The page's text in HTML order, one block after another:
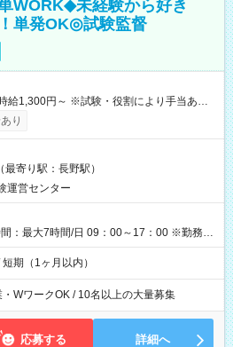
WORK◆未経験から好き
単発OK◎試験監督
給あり 【即給（前払い）オプションあ
合、勤務から1週間ほどで給与の一部を受け
験 8:30～17:30（休憩1時間） 時給1,300円
円＋交通費 ※当日の役割により時給＋100
試験 7:00～13:30（休憩なし） 時給1,300
×6時間＝日収8,400円＋交通費 【試用期
り
寄り駅：長野駅）
運営センター
：最大7時間/日 09：00～17：00 ※勤務時
なります。
期（1ヶ月以内）
WワークOK / 10名以上の大量募集
応募する 詳細へ